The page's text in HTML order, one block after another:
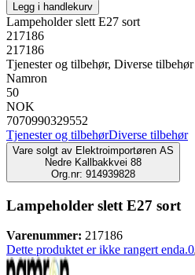
Legg i handlekurv
Lampeholder slett E27 sort
217186
217186
Tjenester og tilbehør, Diverse tilbehør
Namron
50
NOK
7070990329552
Tjenester og tilbehørDiverse tilbehør
Vare solgt av Elektroimportøren AS
Nedre Kallbakkvei 88
Org.nr: 914939828
Lampeholder slett E27 sort
Varenummer: 217186
Dette produktet er ikke rangert enda.0